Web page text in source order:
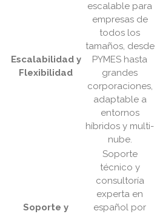
Escalabilidad y
Flexibilidad
escalable para
empresas de
todos los
tamaños, desde
PYMES hasta
grandes
corporaciones,
adaptable a
entornos
híbridos y multi-
nube.
Soporte y
Soporte
técnico y
consultoría
experta en
español por